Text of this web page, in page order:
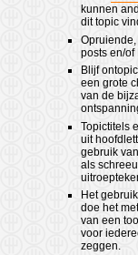
kunnen
dit topic
posts en/of
Blijf
een grote
van de
Topictitels
uit
gebruik
als
Het
doe het
van een
voor
zeggen.